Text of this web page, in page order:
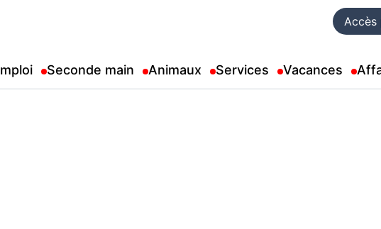
Accès
Seconde main Animaux Services Vacances